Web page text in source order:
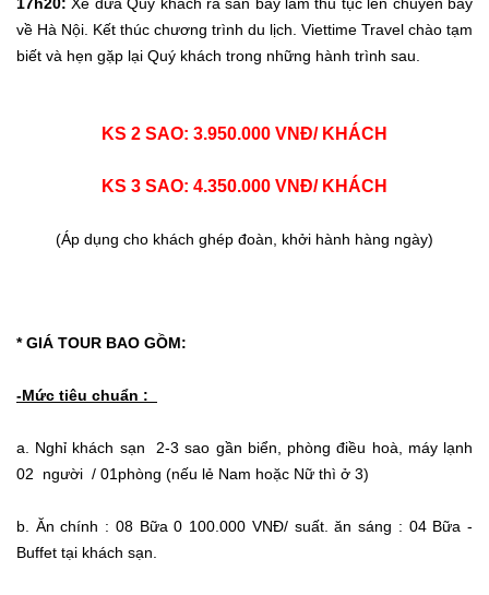
về Hà Nội. Kết thúc chương trình du lịch. Viettime Travel chào tạm
biết và hẹn gặp lại Quý khách trong những hành trình sau.
KS 2 SAO: 3.950.000 VNĐ/ KHÁCH
KS 3 SAO: 4.350.000 VNĐ/ KHÁCH
(Áp dụng cho khách ghép đoàn, khởi hành hàng ngày)
* GIÁ TOUR BAO GỒM:
-Mức tiêu chuẩn :
a. Nghỉ khách sạn 2-3 sao gần biển, phòng điều hoà, máy lạnh
02 người / 01phòng (nếu lẻ Nam hoặc Nữ thì ở 3)
b. Ăn chính : 08 Bữa 0 100.000 VNĐ/ suất. ăn sáng : 04 Bữa -
Buffet tại khách sạn.